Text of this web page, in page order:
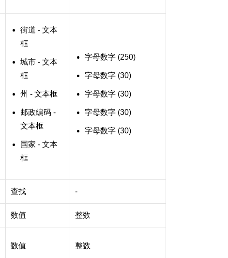
街道 - 文本
框
城市 - 文本
框
州 - 文本框
邮政编码 -
文本框
国家 - 文本
框
字母数字 (250)
字母数字 (30)
字母数字 (30)
字母数字 (30)
字母数字 (30)
查找 -
数值 整数
数值 整数